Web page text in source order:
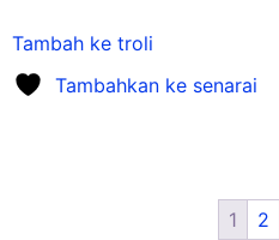
Tambah ke troli
Tambahkan ke senarai
1 2